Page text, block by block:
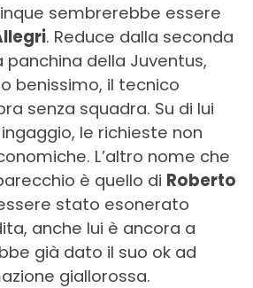
sembrerebbe essere
. Reduce dalla seconda
panchina della Juventus,
benissimo, il tecnico
senza squadra. Su di lui
le richieste non
L’altro nome che
è quello di Roberto
stato esonerato
anche lui è ancora a
già dato il suo ok ad
giallorossa.